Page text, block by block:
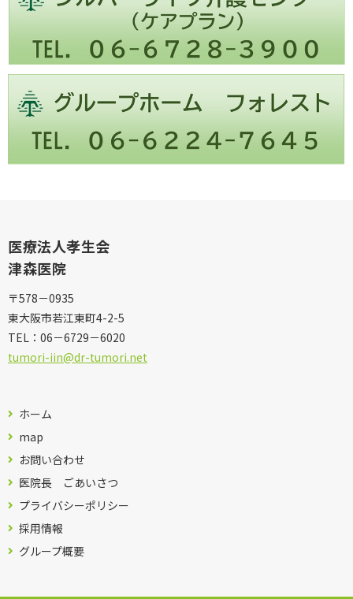
医療法人孝生会
津森医院
〒578－0935
東大阪市若江東町4-2-5
TEL： 06－6729－6020
tumori-iin@dr-tumori.net
ホーム
map
お問い合わせ
医院長 ごあいさつ
プライバシーポリシー
採用情報
グループ概要